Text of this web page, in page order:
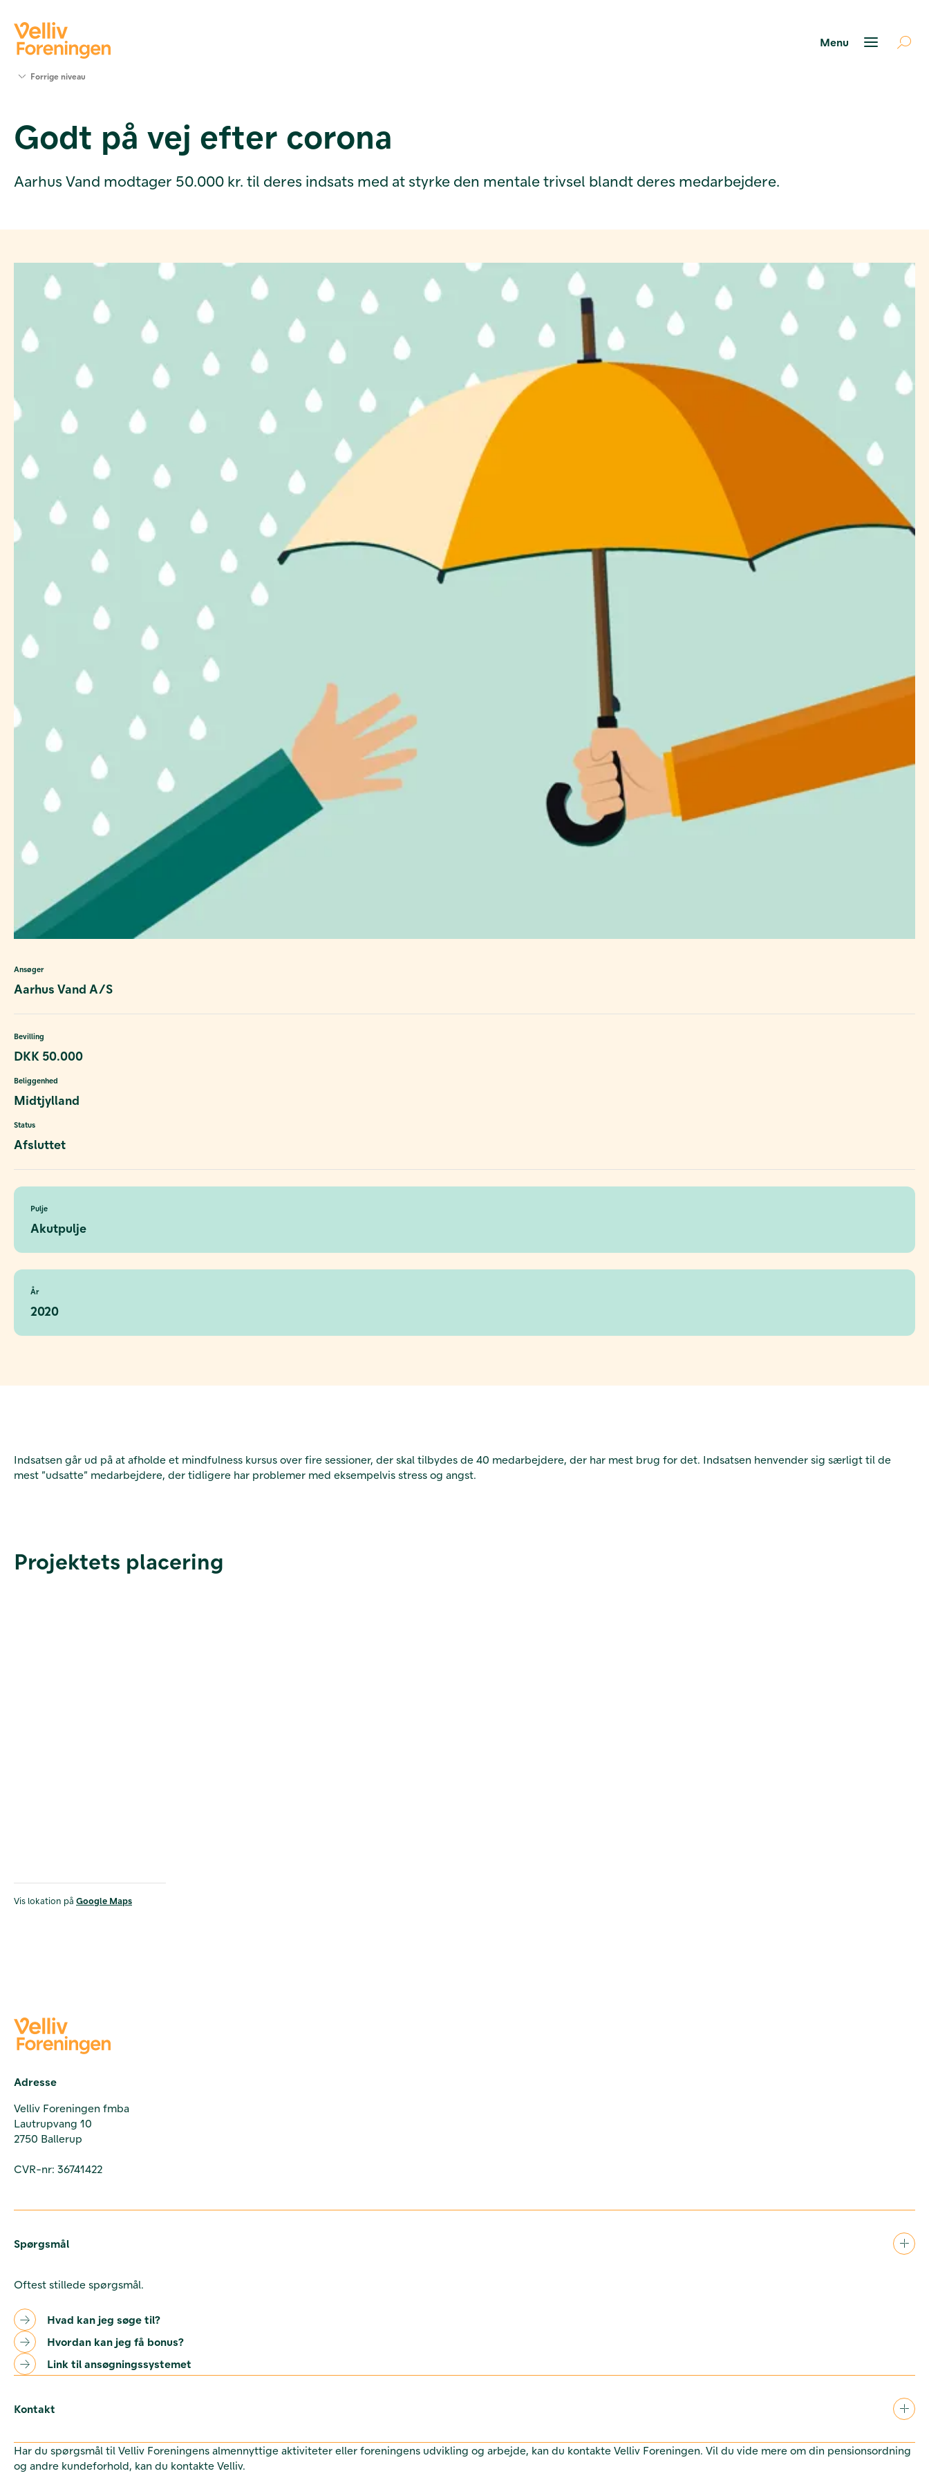
Værktøjer
og viden
Foreningen
Kontakt
Forrige niveau
Godt på vej efter corona
Aarhus Vand modtager 50.000 kr. til deres indsats med at styrke den mentale trivsel blandt deres medarbejdere.
Ansøger
Aarhus Vand A/S
Bevilling
DKK 50.000
Beliggenhed
Midtjylland
Status
Afsluttet
Pulje
Akutpulje
År
2020
Indsatsen går ud på at afholde et mindfulness kursus over fire sessioner, der skal tilbydes de 40 medarbejdere, der har mest brug for det. Indsatsen henvender sig særligt til de
mest ”udsatte” medarbejdere, der tidligere har problemer med eksempelvis stress og angst.
Projektets placering
Vis lokation på Google Maps
Adresse
Velliv Foreningen fmba
Lautrupvang 10
2750 Ballerup
CVR-nr: 36741422
Spørgsmål
Oftest stillede spørgsmål.
Hvad kan jeg søge til?
Hvordan kan jeg få bonus?
Link til ansøgningssystemet
Kontakt
Har du spørgsmål til Velliv Foreningens almennyttige aktiviteter eller foreningens udvikling og arbejde, kan du kontakte Velliv Foreningen. Vil du vide mere om din pensionsordning
og andre kundeforhold, kan du kontakte Velliv.